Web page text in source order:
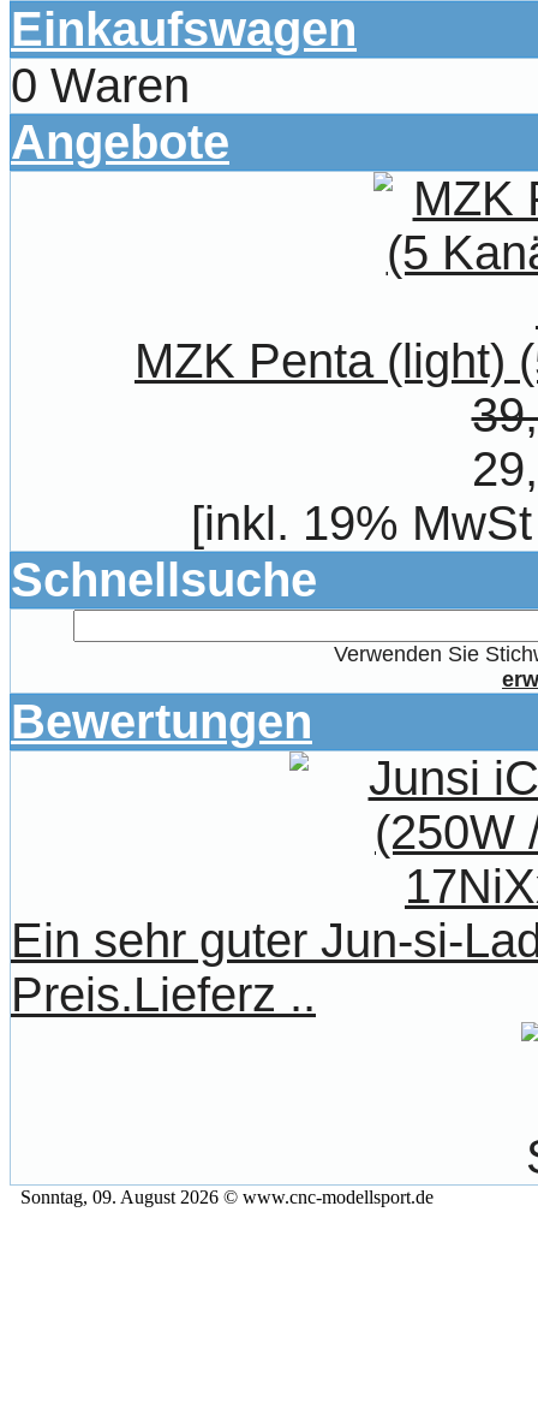
Einkaufswagen
0 Waren
Angebote
MZK Penta (light)
[inkl. 19%
Schnellsuche
Verwenden Sie
Bewertungen
Ein sehr guter Jun-si-
Preis.Lieferz ..
Sonntag, 09. August 2026 © www.cnc-modellsport.de